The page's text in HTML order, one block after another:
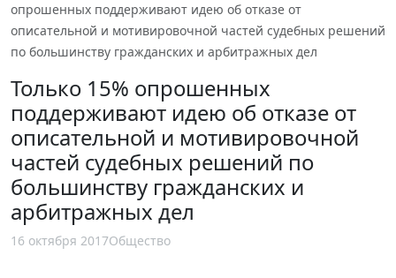
опрошенных поддерживают идею об отказе от
описательной и мотивировочной частей судебных решений
по большинству гражданских и арбитражных дел
Только 15% опрошенных
поддерживают идею об отказе от
описательной и мотивировочной
частей судебных решений по
большинству гражданских и
арбитражных дел
16 октября 2017Общество